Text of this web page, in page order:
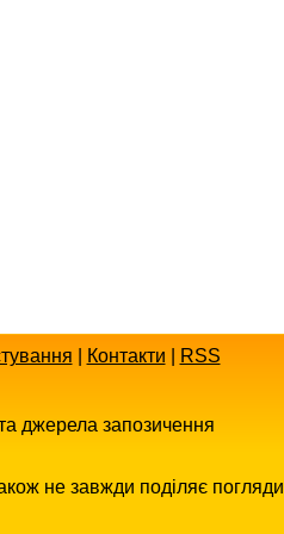
Контакти RSS
джерела запозичення
не завжди поділяє погляди